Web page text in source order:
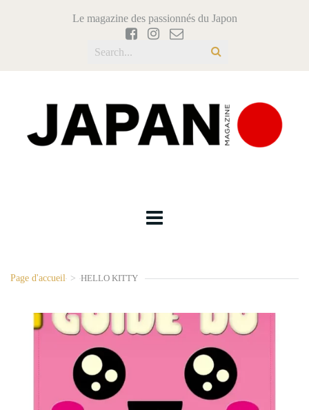
Le magazine des passionnés du Japon
Page d'accueil > HELLO KITTY